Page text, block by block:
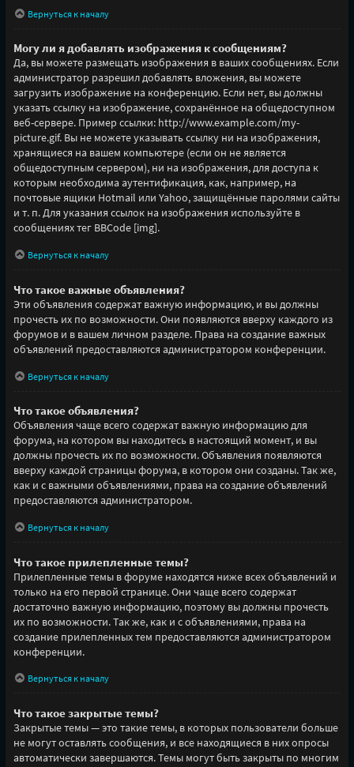
Вернуться к началу
Могу ли я добавлять изображения к сообщениям?
Да, вы можете размещать изображения в ваших сообщениях. Если
администратор разрешил добавлять вложения, вы можете
загрузить изображение на конференцию. Если нет, вы должны
указать ссылку на изображение, сохранённое на общедоступном
веб-сервере. Пример ссылки: http://www.example.com/my-
picture.gif. Вы не можете указывать ссылку ни на изображения,
хранящиеся на вашем компьютере (если он не является
общедоступным сервером), ни на изображения, для доступа к
которым необходима аутентификация, как, например, на
почтовые ящики Hotmail или Yahoo, защищённые паролями сайты
и т. п. Для указания ссылок на изображения используйте в
сообщениях тег BBCode [img].
Вернуться к началу
Что такое важные объявления?
Эти объявления содержат важную информацию, и вы должны
прочесть их по возможности. Они появляются вверху каждого из
форумов и в вашем личном разделе. Права на создание важных
объявлений предоставляются администратором конференции.
Вернуться к началу
Что такое объявления?
Объявления чаще всего содержат важную информацию для
форума, на котором вы находитесь в настоящий момент, и вы
должны прочесть их по возможности. Объявления появляются
вверху каждой страницы форума, в котором они созданы. Так же,
как и с важными объявлениями, права на создание объявлений
предоставляются администратором.
Вернуться к началу
Что такое прилепленные темы?
Прилепленные темы в форуме находятся ниже всех объявлений и
только на его первой странице. Они чаще всего содержат
достаточно важную информацию, поэтому вы должны прочесть
их по возможности. Так же, как и с объявлениями, права на
создание прилепленных тем предоставляются администратором
конференции.
Вернуться к началу
Что такое закрытые темы?
Закрытые темы — это такие темы, в которых пользователи больше
не могут оставлять сообщения, и все находящиеся в них опросы
автоматически завершаются. Темы могут быть закрыты по многим